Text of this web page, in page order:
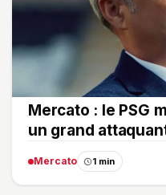
Mercato : le PSG
un grand
Mercato 1 min